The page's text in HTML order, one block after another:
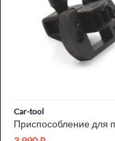
Car-tool